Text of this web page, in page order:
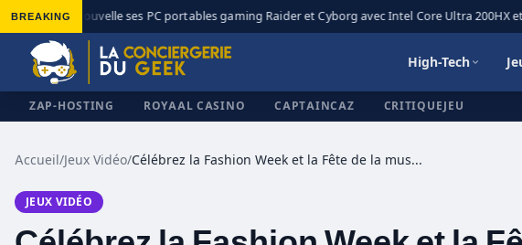
BREAKING
◆ MSI renouvelle ses PC portables gaming Raider et Cyborg avec Intel Core Ultra 200HX et
High-Tech
ZAP-HOSTING ROYAAL CASINO CAPTAINCAZ CRITIQUEJEU
Accueil/Jeux Vidéo/ Célébrez la Fashion Week et la Fête de la musique avec Pokémon GO en France
JEUX VIDÉO